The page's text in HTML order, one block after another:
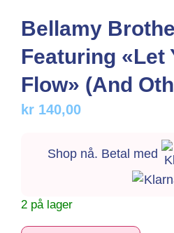
Bellamy
Featuring «Let
Flow» (And
kr 140,00
Shop nå. Betal med
2 på lager